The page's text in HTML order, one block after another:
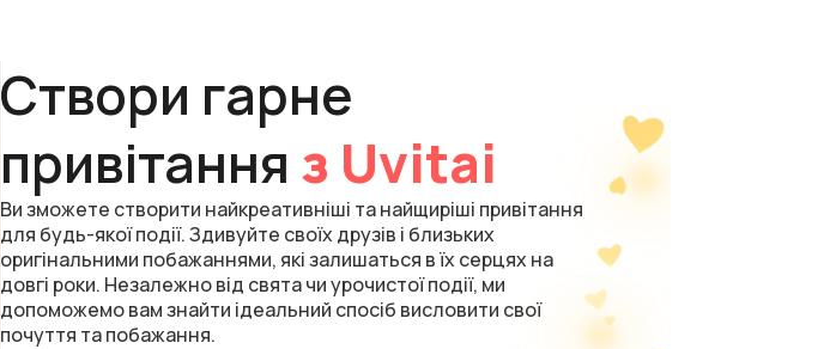
Створи гарне
привітання з Uvitai
Ви зможете створити найкреативніші та найщиріші привітання
для будь-якої події. Здивуйте своїх друзів і близьких
оригінальними побажаннями, які залишаться в їх серцях на
довгі роки. Незалежно від свята чи урочистої події, ми
допоможемо вам знайти ідеальний спосіб висловити свої
почуття та побажання.